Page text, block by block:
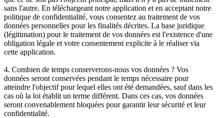
sans l'autre. En téléchargeant notre application et en acceptant notre
politique de confidentialité, vous consentez au traitement de vos
données personnelles pour les finalités décrites. La base juridique
(légitimation) pour le traitement de vos données est l'existence d'une
obligation légale et votre consentement explicite à le réaliser via
cette application.
4. Combien de temps conserverons-nous vos données ? Vos
données seront conservées pendant le temps nécessaire pour
atteindre l'objectif pour lequel elles ont été demandées, sauf dans les
cas où la loi établit un terme différent. Dans ces cas, vos données
seront convenablement bloquées pour garantir leur sécurité et leur
confidentialité.